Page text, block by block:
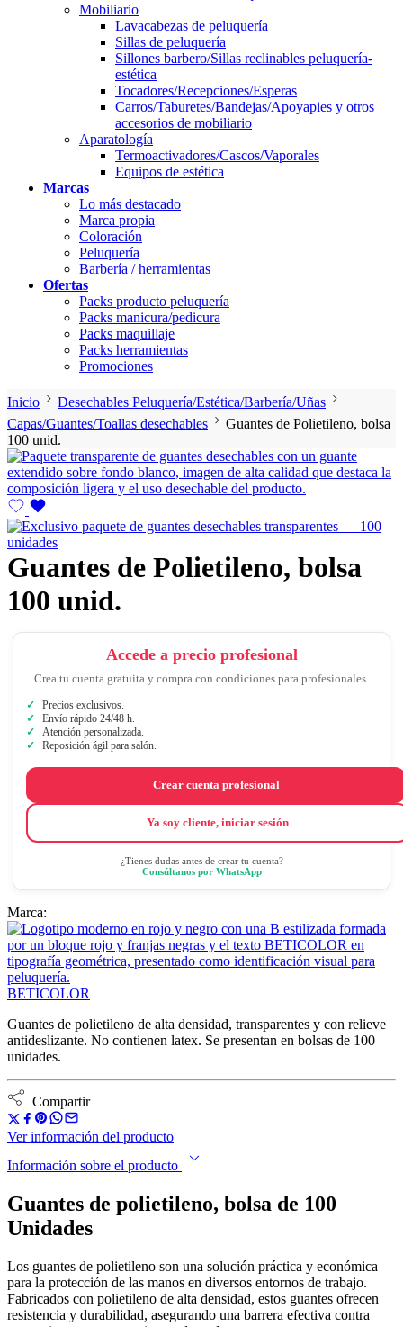
Mobiliario
Lavacabezas de peluquería
Sillas de peluquería
Sillones barbero/Sillas reclinables peluquería-
estética
Tocadores/Recepciones/Esperas
Carros/Taburetes/Bandejas/Apoyapies y otros
accesorios de mobiliario
Aparatología
Termoactivadores/Cascos/Vaporales
Equipos de estética
Marcas
Lo más destacado
Marca propia
Coloración
Peluquería
Barbería / herramientas
Ofertas
Packs producto peluquería
Packs manicura/pedicura
Packs maquillaje
Packs herramientas
Promociones
Inicio
Desechables Peluquería/Estética/Barbería/Uñas
Capas/Guantes/Toallas desechables
Guantes de Polietileno, bolsa
100 unid.
Guantes de Polietileno, bolsa
100 unid.
Accede a precio profesional
Crea tu cuenta gratuita y compra con condiciones para profesionales.
Precios exclusivos.
Envío rápido 24/48 h.
Atención personalizada.
Reposición ágil para salón.
Crear cuenta profesional
Ya soy cliente, iniciar sesión
¿Tienes dudas antes de crear tu cuenta?
Consúltanos por WhatsApp
Marca:
BETICOLOR
Guantes de polietileno de alta densidad, transparentes y con relieve
antideslizante. No contienen latex. Se presentan en bolsas de 100
unidades.
Compartir
Ver información del producto
Información sobre el producto
Guantes de polietileno, bolsa de 100
Unidades
Los guantes de polietileno son una solución práctica y económica
para la protección de las manos en diversos entornos de trabajo.
Fabricados con polietileno de alta densidad, estos guantes ofrecen
resistencia y durabilidad, asegurando una barrera efectiva contra